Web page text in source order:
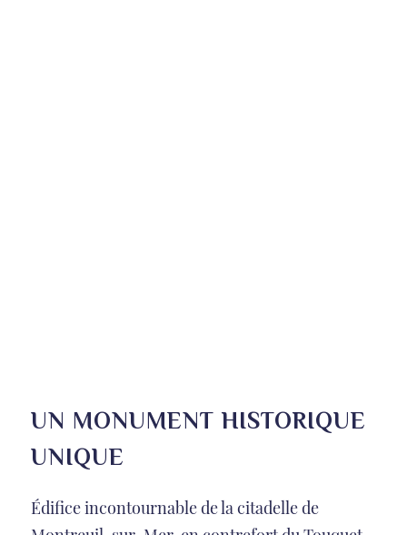
UN MONUMENT HISTORIQUE
UNIQUE
Édifice incontournable de la citadelle de